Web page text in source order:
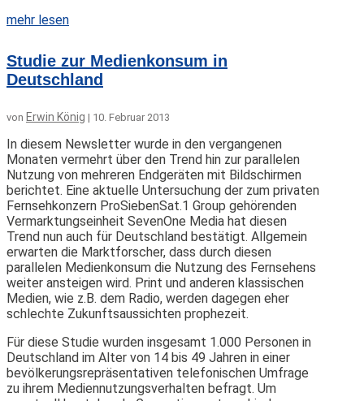
mehr lesen
Studie zur Medienkonsum in
Deutschland
von Erwin König | 10. Februar 2013
In diesem Newsletter wurde in den vergangenen
Monaten vermehrt über den Trend hin zur parallelen
Nutzung von mehreren Endgeräten mit Bildschirmen
berichtet. Eine aktuelle Untersuchung der zum privaten
Fernsehkonzern ProSiebenSat.1 Group gehörenden
Vermarktungseinheit SevenOne Media hat diesen
Trend nun auch für Deutschland bestätigt. Allgemein
erwarten die Marktforscher, dass durch diesen
parallelen Medienkonsum die Nutzung des Fernsehens
weiter ansteigen wird. Print und anderen klassischen
Medien, wie z.B. dem Radio, werden dagegen eher
schlechte Zukunftsaussichten prophezeit.
Für diese Studie wurden insgesamt 1.000 Personen in
Deutschland im Alter von 14 bis 49 Jahren in einer
bevölkerungsrepräsentativen telefonischen Umfrage
zu ihrem Mediennutzungsverhalten befragt. Um